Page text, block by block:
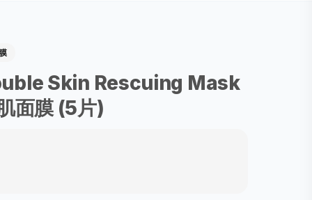
Skin Rescuing Mask
面膜 (5片)